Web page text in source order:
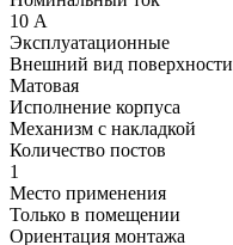
10 А
Эксплуатационные
Внешний вид поверхности
Матовая
Исполнение корпуса
Механизм с накладкой
Количество постов
1
Место применения
Только в помещении
Ориентация монтажа